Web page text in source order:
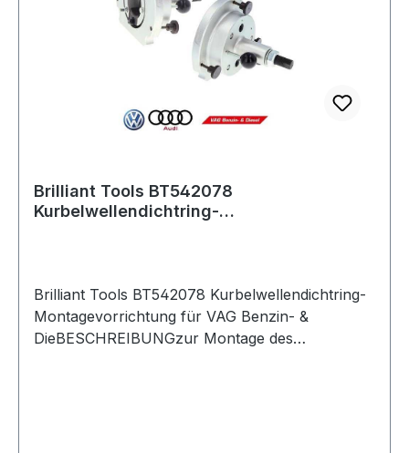
Brilliant Tools BT542078
Kurbelwellendichtring-
Brilliant Tools BT542078 Kurbelwellendichtring-
Montagevorrichtung für VAG Benzin- &
DieBESCHREIBUNGzur Montage des